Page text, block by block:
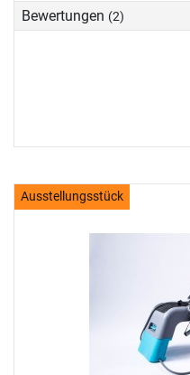
Bewertungen (2)
Ausstellungsstück